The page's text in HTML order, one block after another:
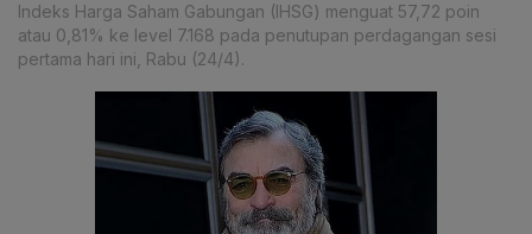
Indeks Harga Saham Gabungan (IHSG) menguat 57,72 poin
atau 0,81% ke level 7.168 pada penutupan perdagangan sesi
pertama hari ini, Rabu (24/4).